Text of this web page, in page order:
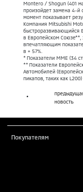
Montero / Shogun (401
произойдет замена 4-й
момент показывает
Компания Mitsubishi
быстроразвивающийся
в Европейском Союзе**,
впечатляющим
в + 57%.
* Показатели MME (34
** Показатели
Автомобилей
пикапов, таких как L200)
новость
Покупателям